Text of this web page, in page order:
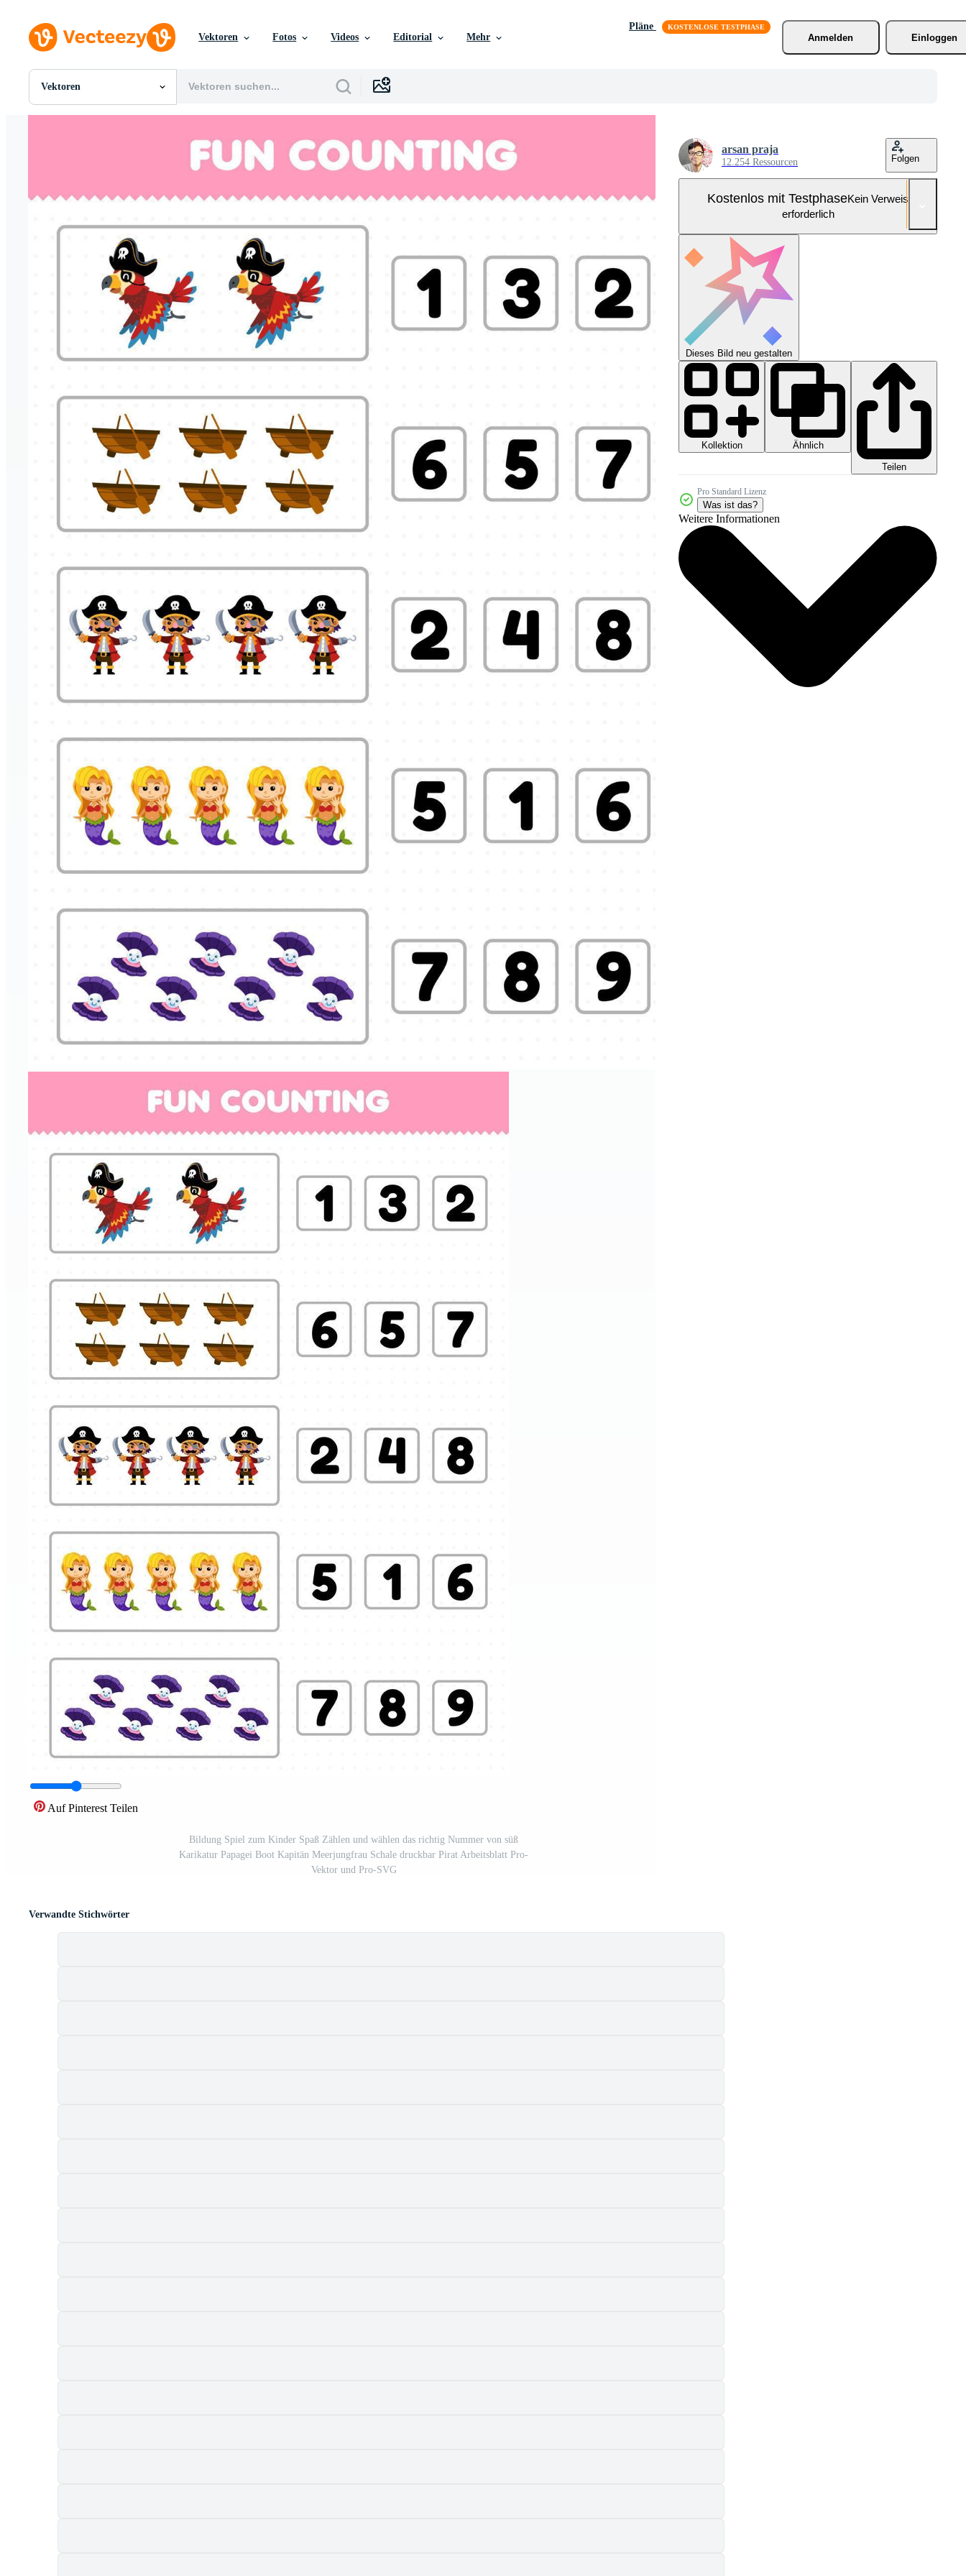
Vektoren Fotos Videos Editorial Mehr
Pläne
Anmelden
Einloggen
Vektoren
Alle Bilder
Vektoren
Motion Graphics
Redaktionelle Bilder
Redaktionelle Ereignisse
Auf Pinterest Teilen
Bildung Spiel zum Kinder Spaß Zählen und wählen das richtig Nummer von süß
Karikatur Papagei Boot Kapitän Meerjungfrau Schale druckbar Pirat Arbeitsblatt Pro-
Vektor und Pro-SVG
arsan praja
12.254 Ressourcen Folgen
Kostenlos mit TestphaseKein Verweis
erforderlich
Dieses Bild neu gestalten
Kollektion
Ähnlich
Teilen
Pro Standard Lizenz
Was ist das?
Weitere Informationen
Verwandte Stichwörter